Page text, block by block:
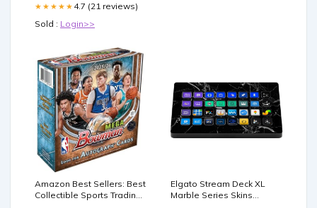
★★★★★ 4.7 (21 reviews)
Sold : Login>>
Amazon Best Sellers: Best
Collectible Sports Trading
Elgato Stream Deck XL
Marble Series Skins